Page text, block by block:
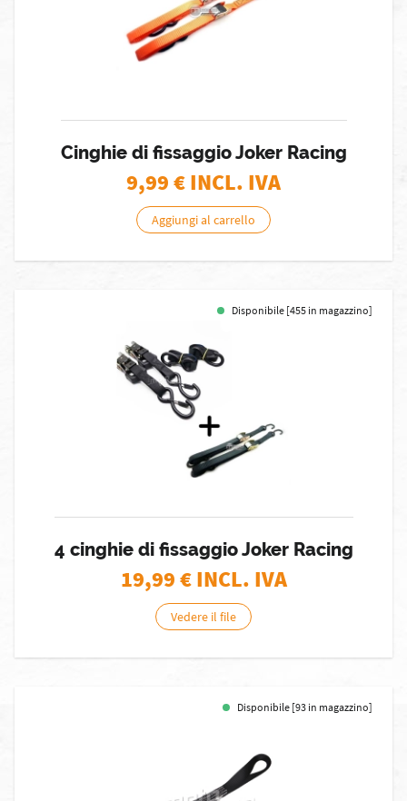
Cinghie di fissaggio Joker Racing
9,99€ INCL. IVA
Aggiungi al carrello
Disponibile [455 in magazzino]
4 cinghie di fissaggio Joker Racing
19,99€ INCL. IVA
Vedere il file
Disponibile [93 in magazzino]